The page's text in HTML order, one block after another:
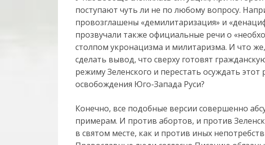
поступают чуть ли не по любому вопросу.
провозглашены «демилитаризация» и
прозвучали также официальные речи о
столпом укронацизма и милитаризма. И что
сделать вывод, что сверху готовят
режиму Зеленского и перестать осуждать
освобождения Юго-Запада Руси?
Конечно, все подобные версии совершенно
примерам. И против абортов, и против
в святом месте, как и против иных